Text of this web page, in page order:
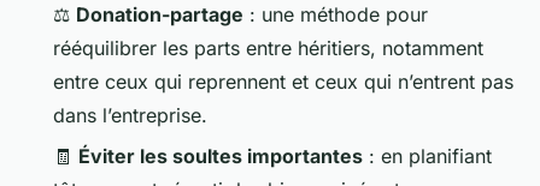
⚖️ Donation-partage : une méthode pour
rééquilibrer les parts entre héritiers, notamment
entre ceux qui reprennent et ceux qui n’entrent pas
dans l’entreprise.
🧾 Éviter les soultes importantes : en planifiant